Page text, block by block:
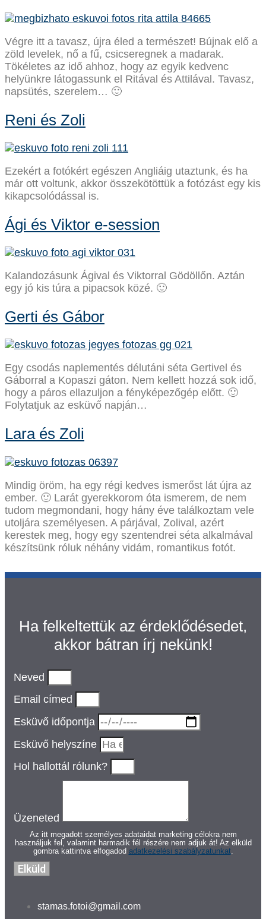
Végre itt a tavasz, újra éled a természet! Bújnak elő a
zöld levelek, nő a fű, csicseregnek a madarak.
Tökéletes az idő ahhoz, hogy az egyik kedvenc
helyünkre látogassunk el Ritával és Attilával. Tavasz,
napsütés, szerelem… 🙂
Reni és Zoli
Ezekért a fotókért egészen Angliáig utaztunk, és ha
már ott voltunk, akkor összekötöttük a fotózást egy kis
kikapcsolódással is.
Ági és Viktor e-session
Kalandozásunk Ágival és Viktorral Gödöllőn. Aztán
egy jó kis túra a pipacsok közé. 🙂
Gerti és Gábor
Egy csodás naplementés délutáni séta Gertivel és
Gáborral a Kopaszi gáton. Nem kellett hozzá sok idő,
hogy a páros ellazuljon a fényképezőgép előtt. 🙂
Folytatjuk az esküvő napján…
Lara és Zoli
Mindig öröm, ha egy régi kedves ismerőst lát újra az
ember. 🙂 Larát gyerekkorom óta ismerem, de nem
tudom megmondani, hogy hány éve találkoztam vele
utoljára személyesen. A párjával, Zolival, azért
kerestek meg, hogy egy szentendrei séta alkalmával
készítsünk róluk néhány vidám, romantikus fotót.
Ha felkeltettük az érdeklődésedet,
akkor bátran írj nekünk!
Neved
Email címed
Esküvő időpontja
Esküvő helyszíne
Hol hallottál rólunk?
Üzeneted
Az itt megadott személyes adataidat marketing célokra nem
használjuk fel, valamint harmadik fél részére nem adjuk át! Az elküld
gombra kattintva elfogadod adatkezelési szabályzatunkat.
Elküld
stamas.fotoi@gmail.com